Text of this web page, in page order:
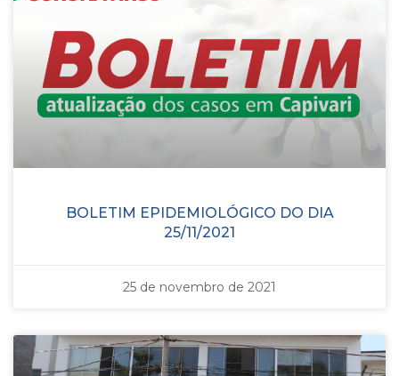
BOLETIM EPIDEMIOLÓGICO DO DIA
25/11/2021
25 de novembro de 2021